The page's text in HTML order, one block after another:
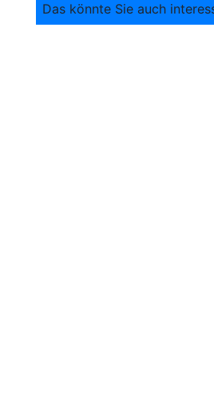
Das könnte Sie auch